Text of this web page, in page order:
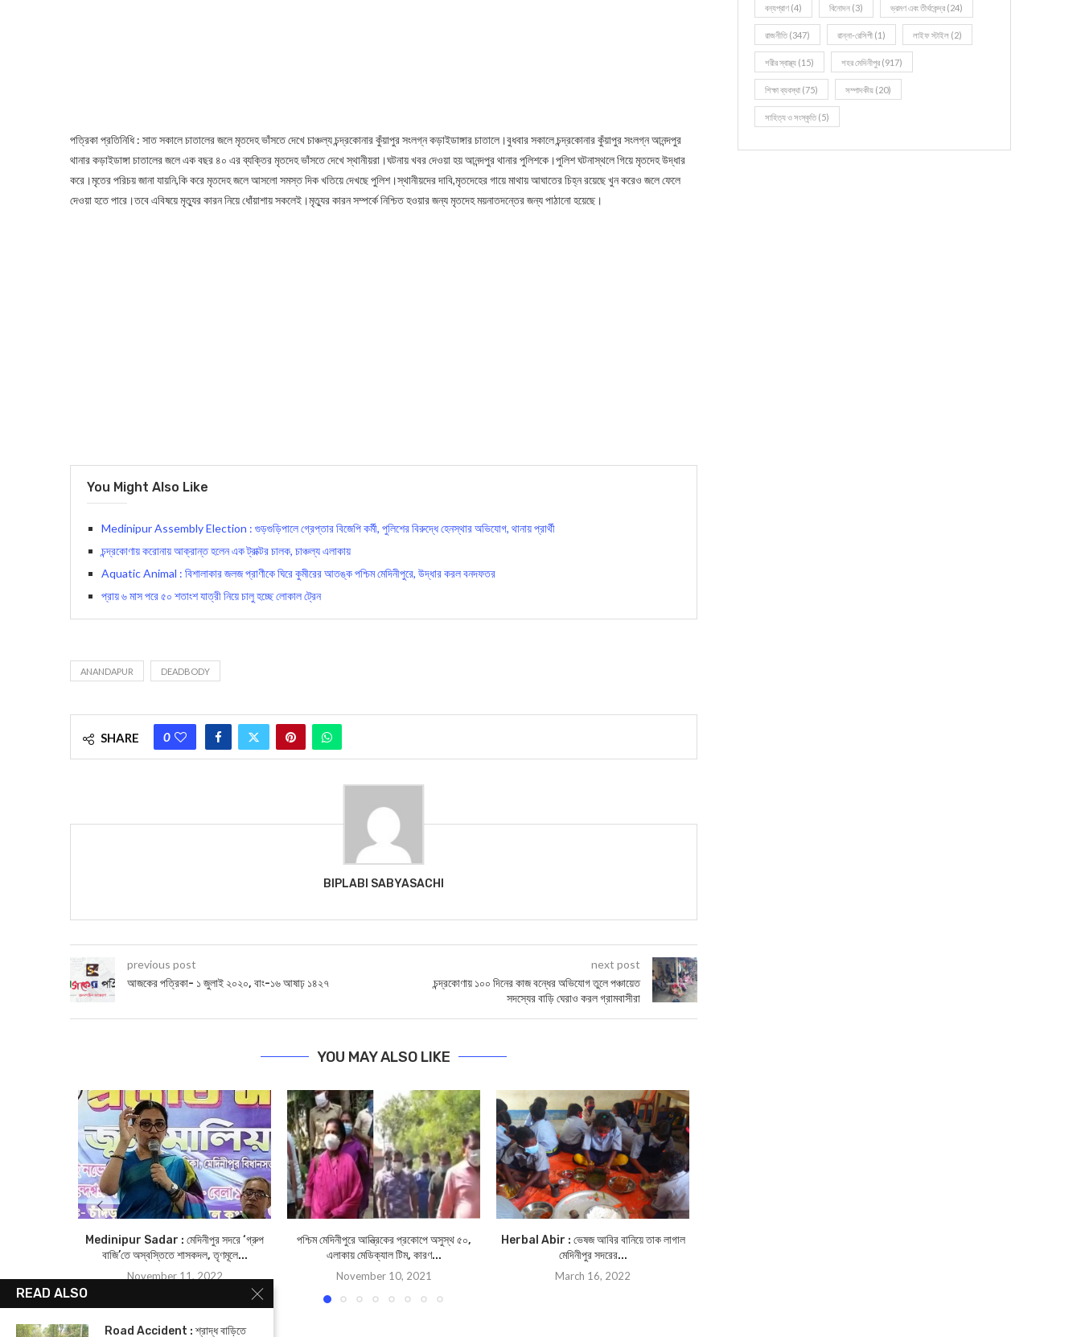
পত্রিকা প্রতিনিধি : সাত সকালে চাতালের জলে মৃতদেহ ভাঁসতে দেখে চাঞ্চল্য চন্দ্রকোনার কুঁয়াপুর সংলগ্ন কড়াইডাঙ্গার চাতালে।বুধবার সকালে চন্দ্রকোনার কুঁয়াপুর সংলগ্ন আনন্দপুর
থানার কড়াইডাঙ্গা চাতালের জলে এক বছর ৪০ এর ব্যক্তির মৃতদেহ ভাঁসতে দেখে স্থানীয়রা।ঘটনায় খবর দেওয়া হয় আনন্দপুর থানার পুলিশকে।পুলিশ ঘটনাস্থলে গিয়ে মৃতদেহ উদ্ধার
করে।মৃতের পরিচয় জানা যায়নি,কি করে মৃতদেহ জলে আসলো সমস্ত দিক খতিয়ে দেখছে পুলিশ।স্থানীয়দের দাবি,মৃতদেহের গায়ে মাথায় আঘাতের চিহ্ন রয়েছে খুন করেও জলে ফেলে
দেওয়া হতে পারে।তবে এবিষয়ে মৃত্যুর কারন নিয়ে ধোঁয়াশায় সকলেই।মৃত্যুর কারন সম্পর্কে নিশ্চিত হওয়ার জন্য মৃতদেহ ময়নাতদন্তের জন্য পাঠানো হয়েছে।
You Might Also Like
Medinipur Assembly Election : গুড়গুড়িপালে গ্রেপ্তার বিজেপি কর্মী, পুলিশের বিরুদ্ধে হেনস্থার অভিযোগ, থানায় প্রার্থী
চন্দ্রকোণায় করোনায় আক্রান্ত হলেন এক ট্রাক্টর চালক, চাঞ্চল্য এলাকায়
Aquatic Animal : বিশালাকার জলজ প্রাণীকে ঘিরে কুমীরের আতঙ্ক পশ্চিম মেদিনীপুরে, উদ্ধার করল বনদফতর
প্রায় ৬ মাস পরে ৫০ শতাংশ যাত্রী নিয়ে চালু হচ্ছে লোকাল ট্রেন
ANANDAPUR DEADBODY
SHARE 0
BIPLABI SABYASACHI
previous post
আজকের পত্রিকা- ১ জুলাই ২০২০, বাং-১৬ আষাঢ় ১৪২৭
next post
চন্দ্রকোণায় ১০০ দিনের কাজ বন্ধের অভিযোগ তুলে পঞ্চায়েত
সদস্যের বাড়ি ঘেরাও করল গ্রামবাসীরা
YOU MAY ALSO LIKE
Medinipur Sadar : মেদিনীপুর সদরে ‘গ্রুপ
বাজি’তে অস্বস্তিতে শাসকদল, তৃণমূলে...
November 11, 2022
পশ্চিম মেদিনীপুরে আন্ত্রিকের প্রকোপে অসুস্থ ৫০,
এলাকায় মেডিক্যাল টিম, কারণ...
November 10, 2021
Herbal Abir : ভেষজ আবির বানিয়ে তাক লাগাল
মেদিনীপুর সদরের...
March 16, 2022
বন্যপ্রাণ (4) বিনোদন (3) ভ্রমণ এবং তীর্থকেন্দ্র (24)
রাজনীতি(347) রান্না-রেসিপী (1) লাইফ স্টাইল (2)
শরীর স্বাস্থ্য (15) শহর মেদিনীপুর (917)
শিক্ষা ব্যবস্থা (75) সম্পাদকীয় (20)
সাহিত্য ও সংস্কৃতি(5)
READ ALSO
Road Accident : শ্রাদ্ধ বাড়িতে